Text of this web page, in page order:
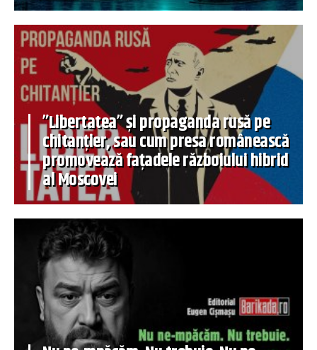
”Libertatea” și propaganda rusă pe
chitanțier, sau cum presa românească
promovează fațadele războiului hibrid
al Moscovei